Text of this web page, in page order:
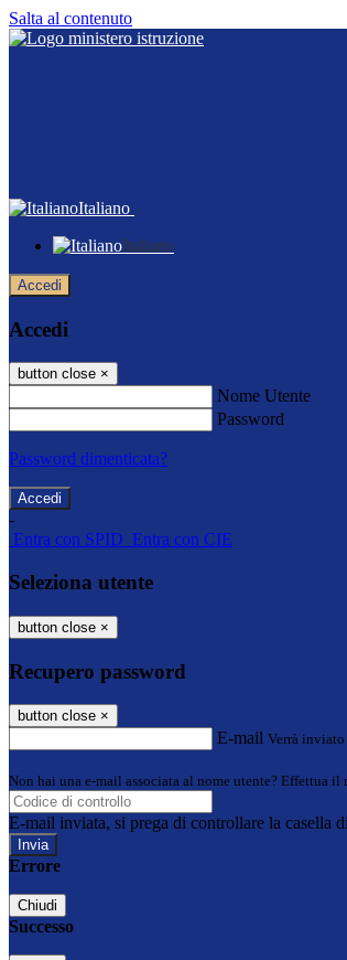
Salta al contenuto
Italiano
Italiano
Accedi
Accedi
button close ×
Nome Utente
Password
Password dimenticata?
-
Entra con SPID Entra con CIE
Seleziona utente
button close ×
Recupero password
button close ×
E-mail Verrà
Non hai una e-mail associata al nome utente? Effettua il
E-mail inviata, si prega di controllare la casella
Errore
Chiudi
Successo